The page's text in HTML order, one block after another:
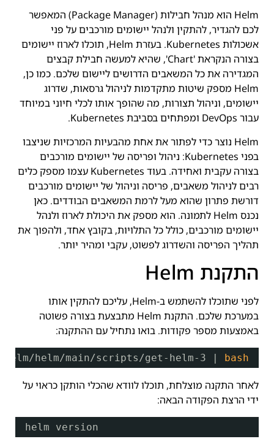
Helm הוא מנהל חבילות (Package Manager) המאפשר
לכם להגדיר, להתקין ולנהל יישומים מורכבים על פני
אשכולות Kubernetes. בעזרת Helm, תוכלו לארוז יישומים
בצורה הנקראת 'Chart', שהיא למעשה חבילת קבצים
המגדירה את כל המשאבים הדרושים ליישום שלכם. כמו כן,
Helm מספק שיטות מתקדמות לניהול גרסאות, שדרוג
יישומים, וניהול תצורות, מה שהופך אותו לכלי חיוני במיוחד
עבור DevOps ומפתחים בסביבת Kubernetes.
Helm נוצר כדי לפתור את אחת מהבעיות המרכזיות שניצבו
בפני Kubernetes: ניהול ופריסה של יישומים מורכבים
בצורה עקבית ואחידה. בעוד Kubernetes עצמו מספק כלים
רבים לניהול משאבים, פריסה וניהול של יישומים מורכבים
דורשת פתרון שהוא מעל לרמת המשאבים הבודדים. כאן
נכנס Helm לתמונה. הוא מספק את היכולת לארוז ולנהל
יישומים מורכבים, כולל כל התלויות, בקובץ אחד, ולהפוך את
תהליך הפריסה והשדרוג לפשוט, עקבי ומהיר יותר.
התקנת Helm
לפני שתוכלו להשתמש ב-Helm, עליכם להתקין אותו
במערכת שלכם. התקנת Helm מתבצעת בצורה פשוטה
באמצעות מספר פקודות. בואו נתחיל עם ההתקנה:
helm/helm/main/scripts/get-helm-3 bash
לאחר התקנה מוצלחת, תוכלו לוודא שהכלי הותקן כראוי על
ידי הרצת הפקודה הבאה:
helm version